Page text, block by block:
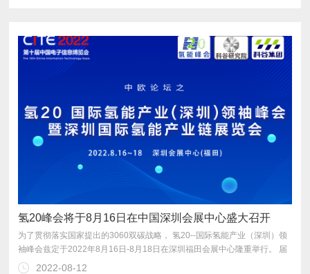
氢20峰会将于8月16日在中国深圳会展中心盛大召开
2022-08-12